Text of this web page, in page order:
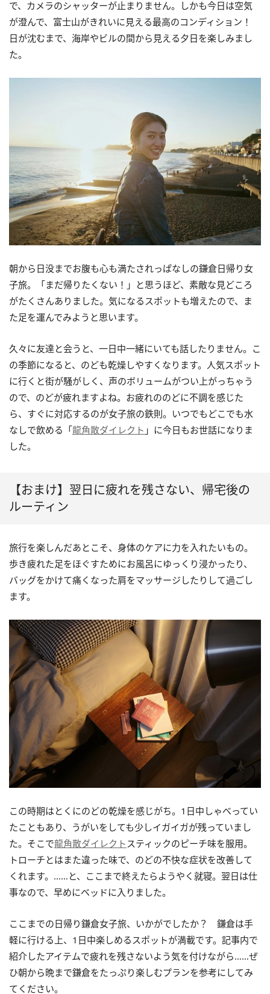
で、カメラのシャッターが止まりません。しかも今日は空気
が澄んで、富士山がきれいに見える最高のコンディション！
日が沈むまで、海岸やビルの間から見える夕日を楽しみまし
た。
朝から日没までお腹も心も満たされっぱなしの鎌倉日帰り女
子旅。「まだ帰りたくない！」と思うほど、素敵な見どころ
がたくさんありました。気になるスポットも増えたので、ま
た足を運んでみようと思います。
久々に友達と会うと、一日中一緒にいても話したりません。こ
の季節になると、のども乾燥しやすくなります。人気スポット
に行くと街が騒がしく、声のボリュームがつい上がっちゃう
ので、のどが疲れますよね。お疲れののどに不調を感じた
ら、すぐに対応するのが女子旅の鉄則。いつでもどこでも水
なしで飲める「龍角散ダイレクト 」に今日もお世話になりま
した。
【おまけ】翌日に疲れを残さない、帰宅後の
ルーティン
旅行を楽しんだあとこそ、身体のケアに力を入れたいもの。
歩き疲れた足をほぐすためにお風呂にゆっくり浸かったり、
バッグをかけて痛くなった肩をマッサージしたりして過ごし
ます。
この時期はとくにのどの乾燥を感じがち。1日中しゃべってい
たこともあり、うがいをしても少しイガイガが残っていまし
た。そこで龍角散ダイレクト スティックのピーチ味を服用。
トローチとはまた違った味で、のどの不快な症状を改善して
くれます。……と、ここまで終えたらようやく就寝。翌日は仕
事なので、早めにベッドに入りました。
ここまでの日帰り鎌倉女子旅、いかがでしたか？ 鎌倉は手
軽に行ける上、1日中楽しめるスポットが満載です。記事内で
紹介したアイテムで疲れを残さないよう気を付けながら……ぜ
ひ朝から晩まで鎌倉をたっぷり楽しむプランを参考にしてみ
てください。